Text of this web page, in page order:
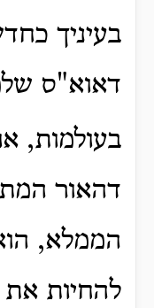
בעיניך
דאוא"ס
בעולמות,
דהאור
הממלא,
להחיות את